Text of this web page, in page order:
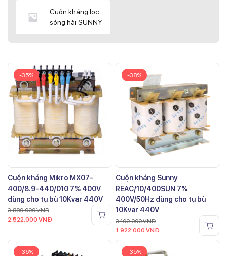
Cuộn kháng lọc
sóng hài SUNNY
-35%
Cuộn kháng Mikro MX07-
400/8.9-440/010 7% 400V
dùng cho tụ bù 10Kvar 440V
3.880.000VNĐ
2.522.000 VNĐ
-38%
Cuộn kháng Sunny
REAC/10/400SUN 7%
400V/50Hz dùng cho tụ bù
10Kvar 440V
3.100.000VNĐ
1.922.000 VNĐ
-36% -35%